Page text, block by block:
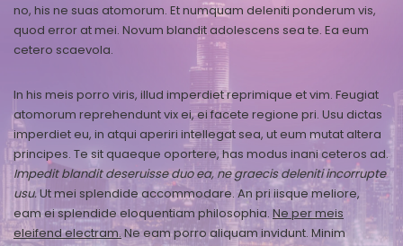
no, his ne suas atomorum. Et numquam deleniti ponderum vis,
quod error at mei. Novum blandit adolescens sea te. Ea eum
cetero scaevola.
In his meis porro viris, illud imperdiet reprimique et vim. Feugiat
atomorum reprehendunt vix ei, ei facete regione pri. Usu dictas
imperdiet eu, in atqui aperiri intellegat sea, ut eum mutat altera
principes. Te sit quaeque oportere, has modus inani ceteros ad.
Impedit blandit deseruisse duo ea, ne graecis deleniti incorrupte
usu.Ut mei splendide accommodare. An pri iisque meliore,
eam ei splendide eloquentiam philosophia. Ne per meis
eleifend electram. Ne eam porro aliquam invidunt. Minim